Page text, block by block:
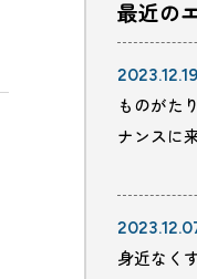
最近の
2023.12.19
ものがた
ナンスに
身近なく